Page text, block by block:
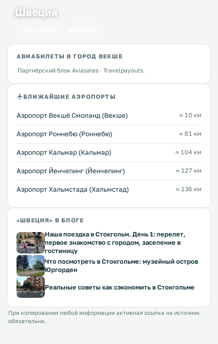
Швеция
АВИАБИЛЕТЫ В ГОРОД ВЕКШЕ
Партнёрский блок Aviasales · Travelpayouts.
БЛИЖАЙШИЕ АЭРОПОРТЫ
Аэропорт Векшё Смоланд (Векше) ≈ 10 км
Аэропорт Роннебю (Роннебю) ≈ 81 км
Аэропорт Кальмар (Кальмар) ≈ 104 км
Аэропорт Йенчепинг (Йенчепинг) ≈ 127 км
Аэропорт Хальмстада (Хальмстад) ≈ 136 км
«ШВЕЦИЯ» В БЛОГЕ
Наша поездка в Стокгольм. День 1: перелет,
первое знакомство с городом, заселение в
гостиницу
Что посмотреть в Стокгольме: музейный остров
Юргорден
Реальные советы как сэкономить в Стокгольме
При копировании любой информации активная ссылка на источник
обязательна.